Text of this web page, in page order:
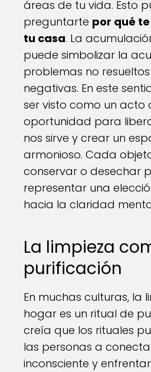
áreas de tu vida. Esto
preguntarte por qué
tu casa. La
puede simbolizar la
problemas no
negativas. En este
ser visto como un acto
oportunidad para
nos sirve y crear un
armonioso. Cada
conservar o desechar
representar una
hacia la claridad
La limpieza
purificación
En muchas culturas, la
hogar es un ritual de
creía que los rituales
las personas a
inconsciente y